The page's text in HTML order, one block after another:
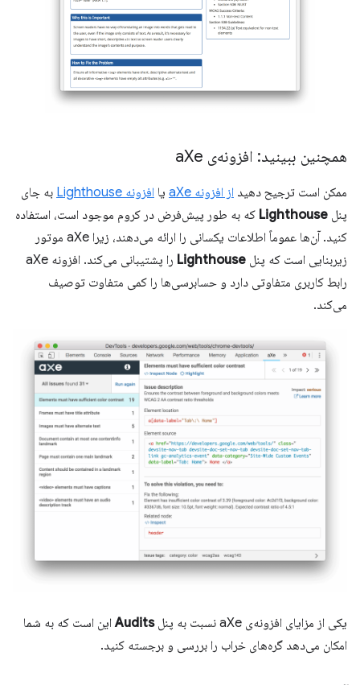
همچنین ببینید: افزونه‌ی a Xe
ممکن است ترجیح دهید از افزونه aXe یا افزونه Lighthouse
به جای
پنل Lighthouse که به طور پیش‌فرض در کروم موجود است، استفاده
کنید. آن‌ها عموماً اطلاعات یکسانی را ارائه می‌دهند، زیرا aXe موتور
زیربنایی است که پنل Lighthouse
را پشتیبانی می‌کند. افزونه aXe
رابط کاربری متفاوتی دارد و حسابرسی‌ها را کمی متفاوت توصیف
می‌کند.
یکی از مزایای افزونه‌ی aXe نسبت به پنل Auditsاین است که به شما
امکان می‌دهد گره‌های خراب را بررسی و برجسته کنید.